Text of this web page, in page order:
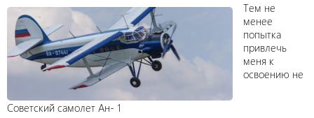
Советский самолет Ан- 1
Тем не
менее
попытка
привлечь
меня к
освоению не